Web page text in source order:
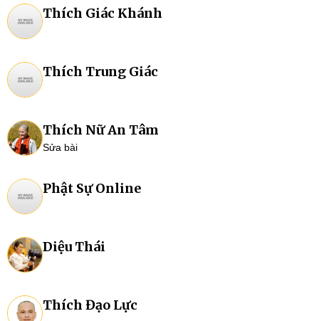
Thích Giác Khánh
Thích Trung Giác
Thích Nữ An Tâm
Sửa bài
Phật Sự Online
Diệu Thái
Thích Đạo Lực